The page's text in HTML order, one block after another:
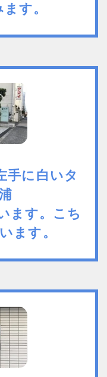
す。
手に白いタ
ます。こち
ます。